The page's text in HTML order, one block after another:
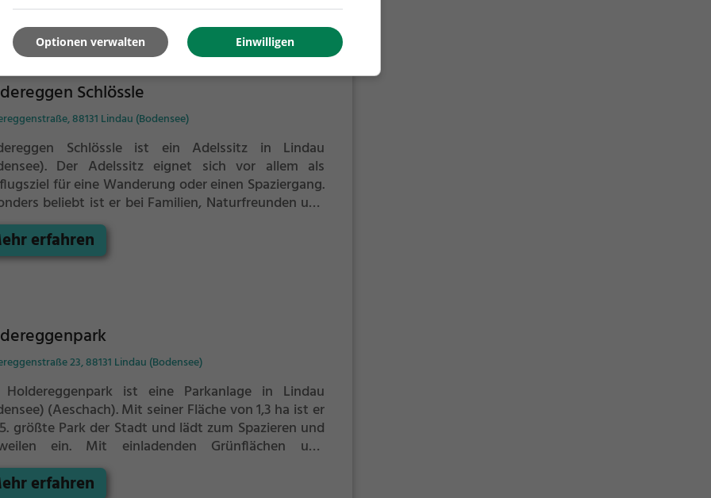
Schlössle
88131 Lindau (Bodensee)
Schlössle ist ein Adelssitz in Lindau
Der Adelssitz eignet sich vor allem als
für eine Wanderung oder einen Spaziergang.
beliebt ist er bei Familien, Naturfreunden und
Der Adelssitz offenbart historische
aus längst vergangenen Zeiten und bietet einen
Einblick in die Geschichte.
erfahren
23, 88131 Lindau (Bodensee)
Holdereggenpark ist eine Parkanlage in Lindau
(Aeschach).Mit seiner Fläche von 1,3 ha ist er
größte Park der Stadt und lädt zum Spazieren und
ein. Mit einladenden Grünflächen und
bietet der Holdereggenpark zahlreiche
zur Entspannung.
erfahren
Einwilligen
Optionen verwalten